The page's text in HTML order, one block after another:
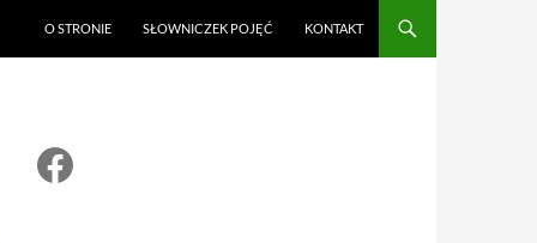
O STRONIE SŁOWNICZEK POJĘĆ KONTAKT
Facebook